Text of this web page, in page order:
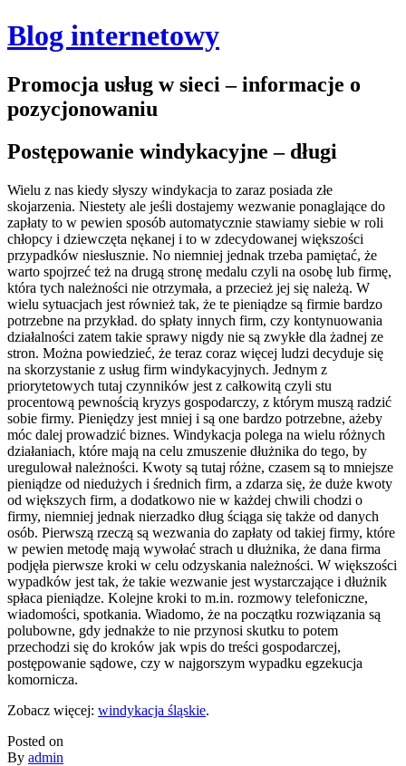
Blog internetowy
Promocja usług w sieci – informacje o
pozycjonowaniu
Postępowanie windykacyjne – długi
Wielu z nas kiedy słyszy windykacja to zaraz posiada złe
skojarzenia. Niestety ale jeśli dostajemy wezwanie ponaglające do
zapłaty to w pewien sposób automatycznie stawiamy siebie w roli
chłopcy i dziewczęta nękanej i to w zdecydowanej większości
przypadków niesłusznie. No niemniej jednak trzeba pamiętać, że
warto spojrzeć też na drugą stronę medalu czyli na osobę lub firmę,
która tych należności nie otrzymała, a przecież jej się należą. W
wielu sytuacjach jest również tak, że te pieniądze są firmie bardzo
potrzebne na przykład. do spłaty innych firm, czy kontynuowania
działalności zatem takie sprawy nigdy nie są zwykłe dla żadnej ze
stron. Można powiedzieć, że teraz coraz więcej ludzi decyduje się
na skorzystanie z usług firm windykacyjnych. Jednym z
priorytetowych tutaj czynników jest z całkowitą czyli stu
procentową pewnością kryzys gospodarczy, z którym muszą radzić
sobie firmy. Pieniędzy jest mniej i są one bardzo potrzebne, ażeby
móc dalej prowadzić biznes. Windykacja polega na wielu różnych
działaniach, które mają na celu zmuszenie dłużnika do tego, by
uregulował należności. Kwoty są tutaj różne, czasem są to mniejsze
pieniądze od niedużych i średnich firm, a zdarza się, że duże kwoty
od większych firm, a dodatkowo nie w każdej chwili chodzi o
firmy, niemniej jednak nierzadko dług ściąga się także od danych
osób. Pierwszą rzeczą są wezwania do zapłaty od takiej firmy, które
w pewien metodę mają wywołać strach u dłużnika, że dana firma
podjęła pierwsze kroki w celu odzyskania należności. W większości
wypadków jest tak, że takie wezwanie jest wystarczające i dłużnik
spłaca pieniądze. Kolejne kroki to m.in. rozmowy telefoniczne,
wiadomości, spotkania. Wiadomo, że na początku rozwiązania są
polubowne, gdy jednakże to nie przynosi skutku to potem
przechodzi się do kroków jak wpis do treści gospodarczej,
postępowanie sądowe, czy w najgorszym wypadku egzekucja
komornicza.
Zobacz więcej: windykacja śląskie.
Posted on
By admin